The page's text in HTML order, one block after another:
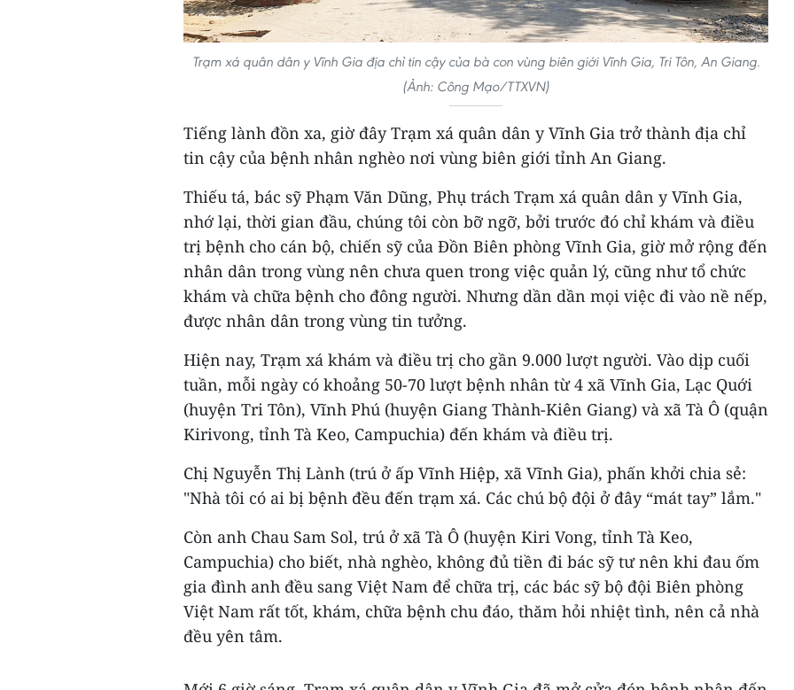
Trạm xá quân dân y Vĩnh Gia địa chỉ tin cậy của bà con vùng biên giới Vĩnh Gia, Tri Tôn, An Giang.
(Ảnh: Công Mạo/TTXVN)
Tiếng lành đồn xa, giờ đây Trạm xá quân dân y Vĩnh Gia trở thành địa chỉ
tin cậy của bệnh nhân nghèo nơi vùng biên giới tỉnh An Giang.
Thiếu tá, bác sỹ Phạm Văn Dũng, Phụ trách Trạm xá quân dân y Vĩnh Gia,
nhớ lại, thời gian đầu, chúng tôi còn bỡ ngỡ, bởi trước đó chỉ khám và điều
trị bệnh cho cán bộ, chiến sỹ của Đồn Biên phòng Vĩnh Gia, giờ mở rộng đến
nhân dân trong vùng nên chưa quen trong việc quản lý, cũng như tổ chức
khám và chữa bệnh cho đông người. Nhưng dần dần mọi việc đi vào nề nếp,
được nhân dân trong vùng tin tưởng.
Hiện nay, Trạm xá khám và điều trị cho gần 9.000 lượt người. Vào dịp cuối
tuần, mỗi ngày có khoảng 50-70 lượt bệnh nhân từ 4 xã Vĩnh Gia, Lạc Quới
(huyện Tri Tôn), Vĩnh Phú (huyện Giang Thành-Kiên Giang) và xã Tà Ô (quận
Kirivong, tỉnh Tà Keo, Campuchia) đến khám và điều trị.
Chị Nguyễn Thị Lành (trú ở ấp Vĩnh Hiệp, xã Vĩnh Gia), phấn khởi chia sẻ:
"Nhà tôi có ai bị bệnh đều đến trạm xá. Các chú bộ đội ở đây “mát tay” lắm."
Còn anh Chau Sam Sol, trú ở xã Tà Ô (huyện Kiri Vong, tỉnh Tà Keo,
Campuchia) cho biết, nhà nghèo, không đủ tiền đi bác sỹ tư nên khi đau ốm
gia đình anh đều sang Việt Nam để chữa trị, các bác sỹ bộ đội Biên phòng
Việt Nam rất tốt, khám, chữa bệnh chu đáo, thăm hỏi nhiệt tình, nên cả nhà
đều yên tâm.